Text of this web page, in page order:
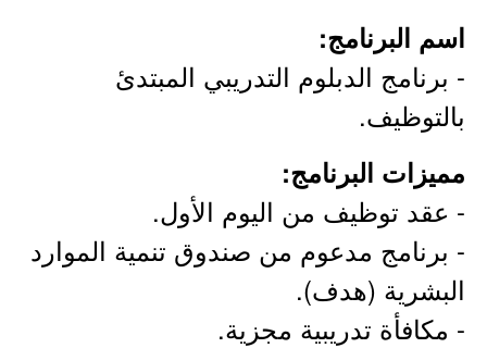
اسم البرنامج:
- برنامج الدبلوم التدريبي المبتدئ
بالتوظيف.
مميزات البرنامج:
- عقد توظيف من اليوم الأول.
- برنامج مدعوم من صندوق تنمية الموارد
البشرية (هدف).
- مكافأة تدريبية مجزية.